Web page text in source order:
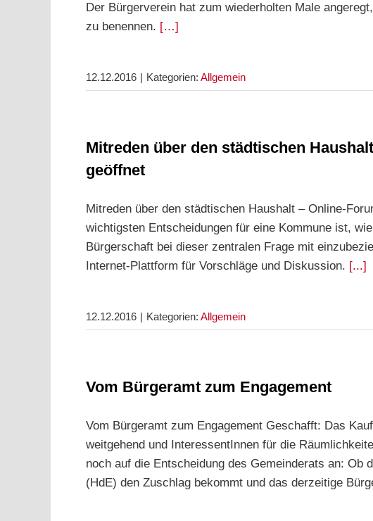
Der Bürgerverein hat zum wiederholten Male
zu benennen. […]
12.12.2016 | Kategorien: Allgemein
Mitreden über den städtischen
geöffnet
Mitreden über den städtischen Haushalt – Online-
wichtigsten Entscheidungen für eine Kommune ist,
Bürgerschaft bei dieser zentralen Frage mit
Internet-Plattform für Vorschläge und Diskussion. [...]
12.12.2016 | Kategorien: Allgemein
Vom Bürgeramt zum Engagement
Vom Bürgeramt zum Engagement Geschafft: Das
weitgehend und InteressentInnen für die
noch auf die Entscheidung des Gemeinderats an: Ob
(HdE) den Zuschlag bekommt und das derzeitige